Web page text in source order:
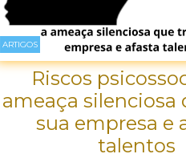
ARTIGOS
Riscos
ameaça silenciosa
sua empresa e
talentos